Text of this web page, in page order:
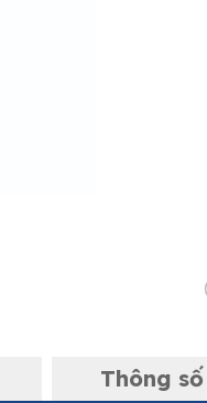
Thông số